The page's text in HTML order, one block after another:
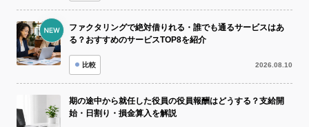
ファクタリングで絶対借りれる・誰でも通るサービスはあ
る？おすすめのサービスTOP8を紹介
比較 2026.08.10
期の途中から就任した役員の役員報酬はどうする？支給開
始・日割り・損金算入を解説